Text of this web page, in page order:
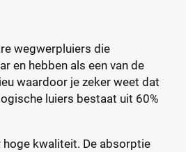
wegwerpluiers die
en hebben als een van de
waardoor je zeker weet dat
luiers bestaat uit 60%
hoge kwaliteit. De absorptie